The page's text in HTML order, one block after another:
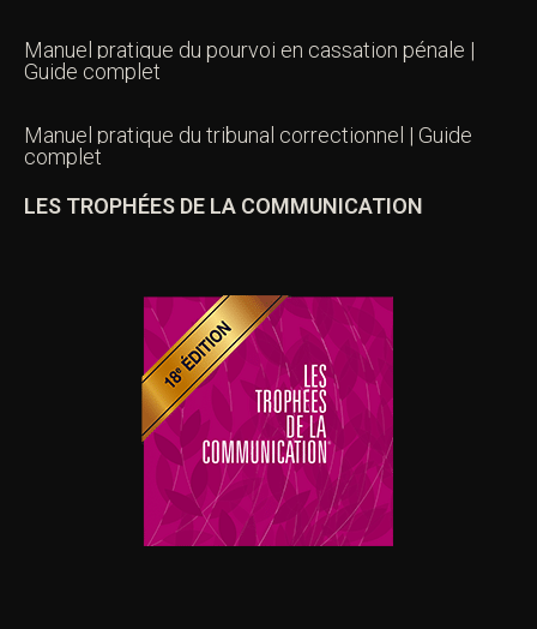
Manuel pratique du pourvoi en cassation pénale |
Guide complet
Manuel pratique du tribunal correctionnel | Guide
complet
LES TROPHÉES DE LA COMMUNICATION